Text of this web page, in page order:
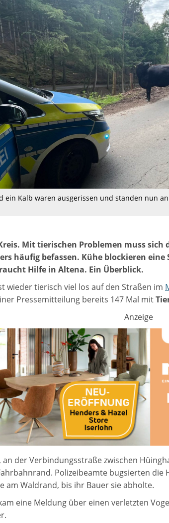
ein Kalb waren ausgerissen und standen nun
Mit tierischen Problemen muss sich
häufig befassen. Kühe blockieren
Hilfe in Altena. Ein Überblick.
wieder tierisch viel los auf den Straßen im
Pressemitteilung bereits 147 Mal mit
Anzeige
an der Verbindungsstraße zwischen
Polizeibeamte bugsierten
am Waldrand, bis ihr Bauer sie abholte.
eine Meldung über einen verletzten